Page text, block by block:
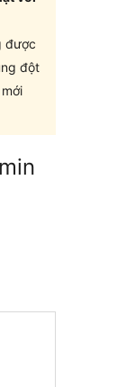
được
đột